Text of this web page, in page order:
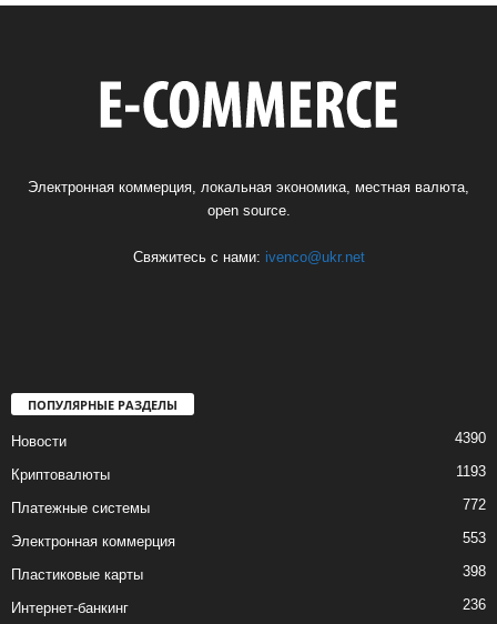
Электронная коммерция, локальная экономика, местная валюта,
open source.
Свяжитесь с нами: ivenco@ukr.net
ПОПУЛЯРНЫЕ РАЗДЕЛЫ
Новости 4390
Криптовалюты 1193
Платежные системы 772
Электронная коммерция 553
Пластиковые карты 398
Интернет-банкинг 236